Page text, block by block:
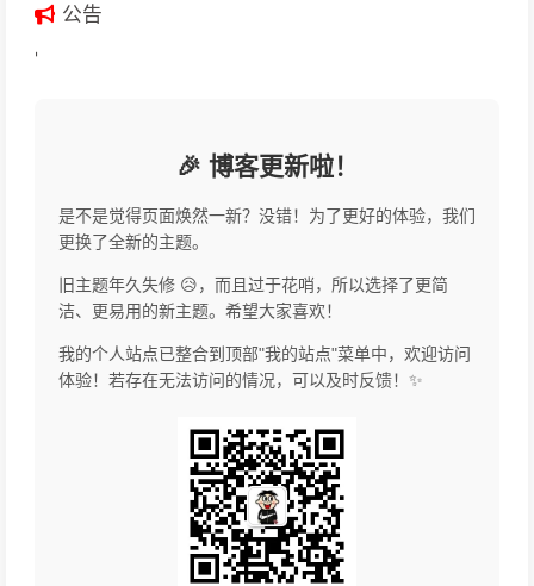
公告
'
🎉 博客更新啦！
是不是觉得页面焕然一新？没错！为了更好的体验，我们
更换了全新的主题。
旧主题年久失修 😥，而且过于花哨，所以选择了更简
洁、更易用的新主题。希望大家喜欢！
我的个人站点已整合到顶部"我的站点"菜单中，欢迎访问
体验！若存在无法访问的情况，可以及时反馈！✨